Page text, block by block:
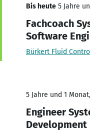
Bis heute 5 Jahre
Fachcoach
Software
Bürkert Fluid
5 Jahre und 1
Engineer
Development